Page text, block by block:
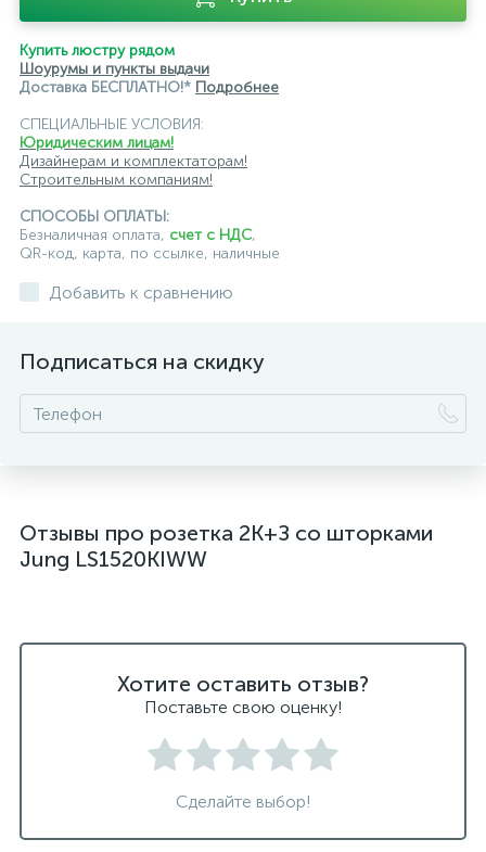
Купить люстру рядом
Шоурумы и пункты выдачи
Доставка БЕСПЛАТНО!* Подробнее
СПЕЦИАЛЬНЫЕ УСЛОВИЯ:
Юридическим лицам!
Дизайнерам и комплектаторам!
Строительным компаниям!
СПОСОБЫ ОПЛАТЫ:
Безналичная оплата, счет с НДС,
QR-код, карта, по ссылке, наличные
Добавить к сравнению
Подписаться на скидку
Отзывы про розетка 2K+З со шторками
Jung LS1520KIWW
Хотите оставить отзыв?
Поставьте свою оценку!
Сделайте выбор!